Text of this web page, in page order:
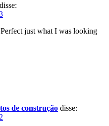
disse:
just what I was looking
de construção disse: